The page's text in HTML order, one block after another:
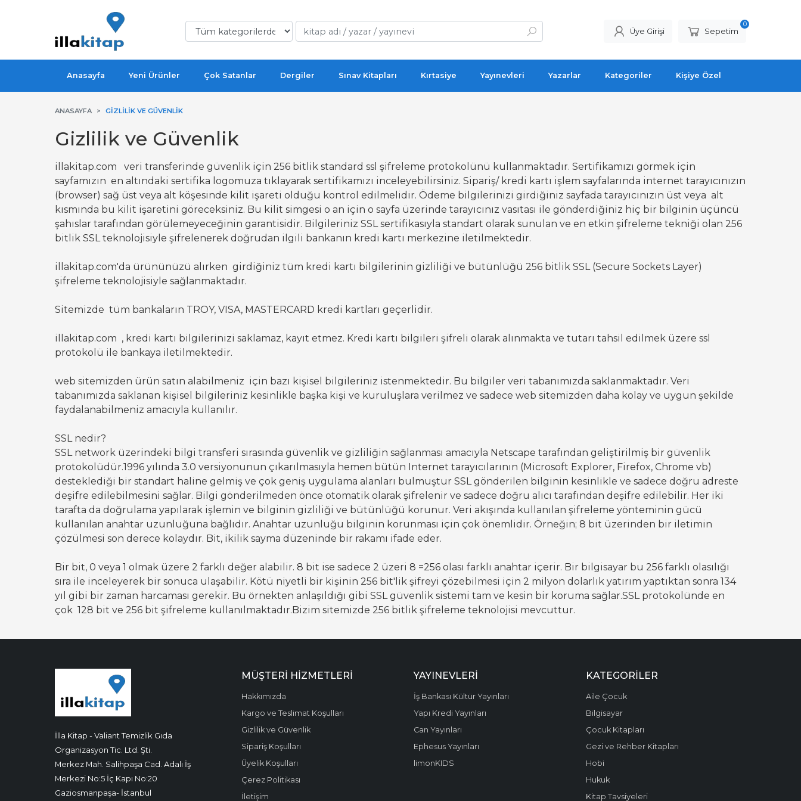
Üye Girişi Sepetim
0
Anasayfa Yeni Ürünler Çok Satanlar Dergiler Sınav Kitapları Kırtasiye Yayınevleri Yazarlar Kategoriler Kişiye Özel
ANASAYFA GIZLILIK VE GÜVENLIK
Gizlilik ve Güvenlik
illakitap.com veri transferinde güvenlik için 256 bitlik standard ssl şifreleme protokolünü kullanmaktadır. Sertifikamızı görmek için
sayfamızın en altındaki sertifika logomuza tıklayarak sertifikamızı inceleyebilirsiniz. Sipariş/ kredi kartı işlem sayfalarında internet tarayıcınızın
(browser) sağ üst veya alt köşesinde kilit işareti olduğu kontrol edilmelidir. Ödeme bilgilerinizi girdiğiniz sayfada tarayıcınızın üst veya alt
kısmında bu kilit işaretini göreceksiniz. Bu kilit simgesi o an için o sayfa üzerinde tarayıcınız vasıtası ile gönderdiğiniz hiç bir bilginin üçüncü
şahıslar tarafından görülemeyeceğinin garantisidir. Bilgileriniz SSL sertifikasıyla standart olarak sunulan ve en etkin şifreleme tekniği olan 256
bitlik SSL teknolojisiyle şifrelenerek doğrudan ilgili bankanın kredi kartı merkezine iletilmektedir.
illakitap.com'da ürününüzü alırken girdiğiniz tüm kredi kartı bilgilerinin gizliliği ve bütünlüğü 256 bitlik SSL (Secure Sockets Layer)
şifreleme teknolojisiyle sağlanmaktadır.
Sitemizde tüm bankaların TROY, VISA, MASTERCARD kredi kartları geçerlidir.
illakitap.com , kredi kartı bilgilerinizi saklamaz, kayıt etmez. Kredi kartı bilgileri şifreli olarak alınmakta ve tutarı tahsil edilmek üzere ssl
protokolü ile bankaya iletilmektedir.
web sitemizden ürün satın alabilmeniz için bazı kişisel bilgileriniz istenmektedir. Bu bilgiler veri tabanımızda saklanmaktadır. Veri
tabanımızda saklanan kişisel bilgileriniz kesinlikle başka kişi ve kuruluşlara verilmez ve sadece web sitemizden daha kolay ve uygun şekilde
faydalanabilmeniz amacıyla kullanılır.
SSL nedir?
SSL network üzerindeki bilgi transferi sırasında güvenlik ve gizliliğin sağlanması amacıyla Netscape tarafından geliştirilmiş bir güvenlik
protokolüdür.1996 yılında 3.0 versiyonunun çıkarılmasıyla hemen bütün Internet tarayıcılarının (Microsoft Explorer, Firefox, Chrome vb)
desteklediği bir standart haline gelmiş ve çok geniş uygulama alanları bulmuştur SSL gönderilen bilginin kesinlikle ve sadece doğru adreste
deşifre edilebilmesini sağlar. Bilgi gönderilmeden önce otomatik olarak şifrelenir ve sadece doğru alıcı tarafından deşifre edilebilir. Her iki
tarafta da doğrulama yapılarak işlemin ve bilginin gizliliği ve bütünlüğü korunur. Veri akışında kullanılan şifreleme yönteminin gücü
kullanılan anahtar uzunluğuna bağlıdır. Anahtar uzunluğu bilginin korunması için çok önemlidir. Örneğin; 8 bit üzerinden bir iletimin
çözülmesi son derece kolaydır. Bit, ikilik sayma düzeninde bir rakamı ifade eder.
Bir bit, 0 veya 1 olmak üzere 2 farklı değer alabilir. 8 bit ise sadece 2 üzeri 8 =256 olası farklı anahtar içerir. Bir bilgisayar bu 256 farklı olasılığı
sıra ile inceleyerek bir sonuca ulaşabilir. Kötü niyetli bir kişinin 256 bit'lik şifreyi çözebilmesi için 2 milyon dolarlık yatırım yaptıktan sonra 134
yıl gibi bir zaman harcaması gerekir. Bu örnekten anlaşıldığı gibi SSL güvenlik sistemi tam ve kesin bir koruma sağlar.SSL protokolünde en
çok 128 bit ve 256 bit şifreleme kullanılmaktadır.Bizim sitemizde 256 bitlik şifreleme teknolojisi mevcuttur.
İlla Kitap - Valiant Temizlik Gıda
Organizasyon Tic. Ltd. Şti.
Merkez Mah. Salihpaşa Cad. Adalı İş
Merkezi No:5 İç Kapı No:20
Gaziosmanpaşa- İstanbul
MÜŞTERI HIZMETLERI
Hakkımızda
Kargo ve Teslimat Koşulları
Gizlilik ve Güvenlik
Sipariş Koşulları
Üyelik Koşulları
Çerez Politikası
İletişim
YAYINEVLERI
İş Bankası Kültür Yayınları
Yapı Kredi Yayınları
Can Yayınları
Ephesus Yayınları
limonKIDS
KATEGORILER
Aile Çocuk
Bilgisayar
Çocuk Kitapları
Gezi ve Rehber Kitapları
Hobi
Hukuk
Kitap Tavsiyeleri